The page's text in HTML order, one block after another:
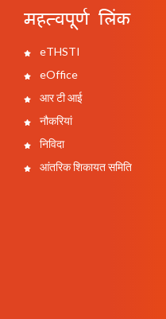
महत्वपूर्ण लिंक
eTHSTI
eOffice
आर टी आई
नौकरियां
निविदा
आंतरिक शिकायत समिति